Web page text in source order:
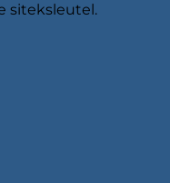
siteksleutel.